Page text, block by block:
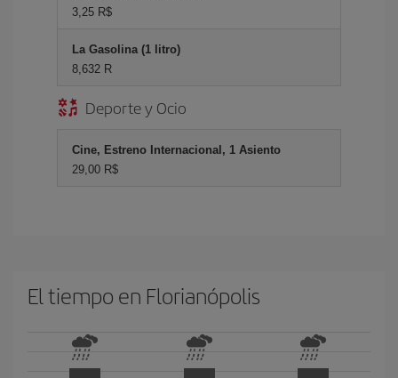
3,25 R$
La Gasolina (1 litro)
8,632 R
Deporte y Ocio
Cine, Estreno Internacional, 1 Asiento
29,00 R$
El tiempo en Florianópolis